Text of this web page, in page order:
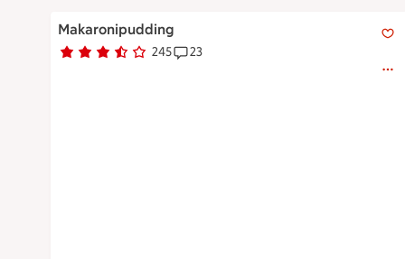
Makaronipudding
Betyg 3.5 av 5. 245
245 personer har röstatReceptet har 23 kommentarer
23
Makaronipudding